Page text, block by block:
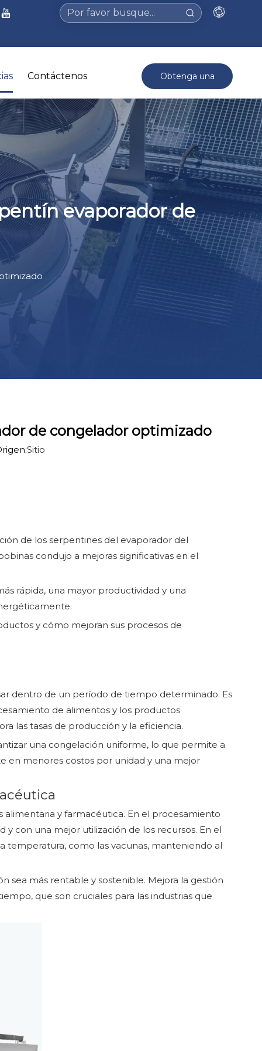
Contáctenos Obtenga una
cotización >
evaporador de
de congelador optimizado
Sitio
de los serpentines del evaporador del
condujo a mejoras significativas en el
rápida, una mayor productividad y una
y cómo mejoran sus procesos de
dentro de un período de tiempo determinado. Es
de alimentos y los productos
las tasas de producción y la eficiencia.
una congelación uniforme, lo que permite a
en menores costos por unidad y una mejor
y farmacéutica. En el procesamiento
con una mejor utilización de los recursos. En el
temperatura, como las vacunas, manteniendo al
más rentable y sostenible. Mejora la gestión
que son cruciales para las industrias que